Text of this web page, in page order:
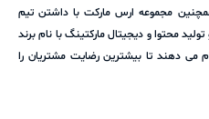
مجموعه ارس مارکت با داشتن تیم
محتوا و دیجیتال مارکتینگ با نام برند
می دهند تا بیشترین رضایت مشتریان را